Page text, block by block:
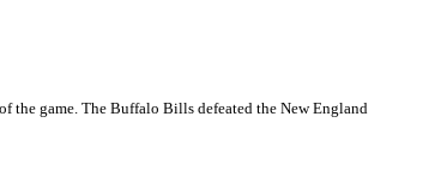
the game. The Buffalo Bills defeated the New England